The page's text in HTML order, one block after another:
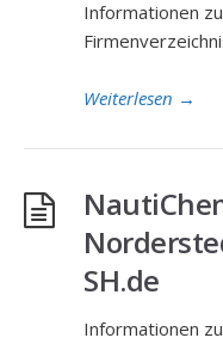
Informationen
Weiterlesen →
SH.de
Informationen